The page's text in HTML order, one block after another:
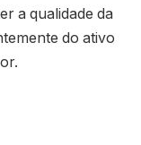
a qualidade da
do ativo